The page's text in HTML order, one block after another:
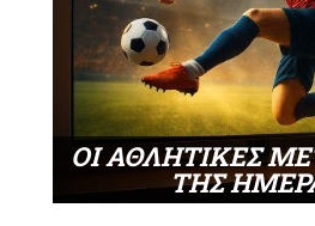
ΟΙ ΑΘΛΗΤΙΚΕΣ
ΤΗΣ